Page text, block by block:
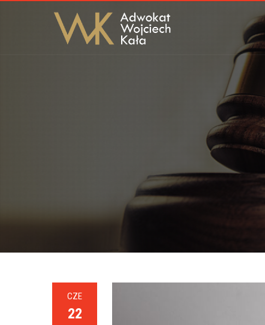
CZE
22